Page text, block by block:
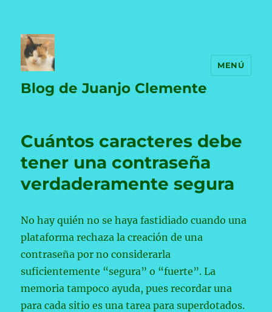
Blog de Juanjo Clemente
MENÚ
Cuántos caracteres debe
tener una contraseña
verdaderamente segura
No hay quién no se haya fastidiado cuando una
plataforma rechaza la creación de una
contraseña por no considerarla
suficientemente “segura” o “fuerte”. La
memoria tampoco ayuda, pues recordar una
para cada sitio es una tarea para superdotados.